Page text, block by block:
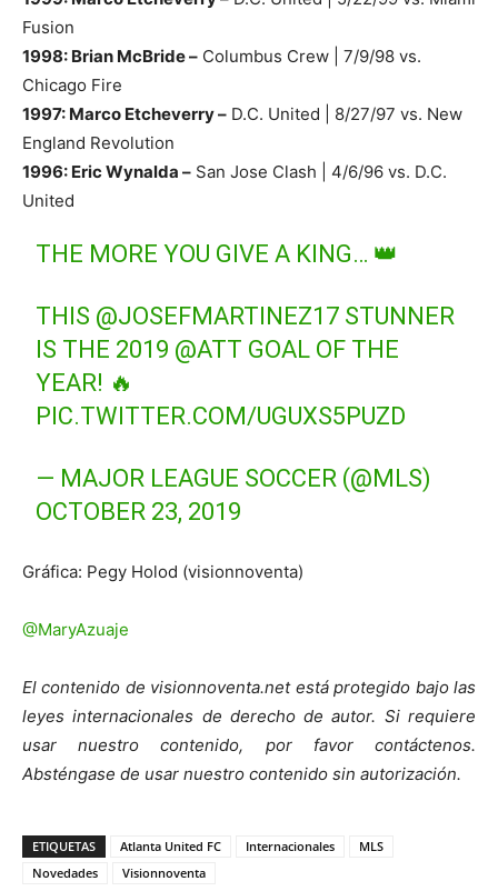
Fusion
1998: Brian McBride – Columbus Crew | 7/9/98 vs.
Chicago Fire
1997: Marco Etcheverry – D.C. United | 8/27/97 vs. New
England Revolution
1996: Eric Wynalda – San Jose Clash | 4/6/96 vs. D.C.
United
THE MORE YOU GIVE A KING… 👑
THIS @JOSEFMARTINEZ17 STUNNER
IS THE 2019 @ATT GOAL OF THE
YEAR! 🔥
PIC.TWITTER.COM/UGUXS5PUZD
— MAJOR LEAGUE SOCCER (@MLS)
OCTOBER 23, 2019
Gráfica: Pegy Holod (visionnoventa)
@MaryAzuaje
El contenido de visionnoventa.net está protegido bajo las
leyes internacionales de derecho de autor. Si requiere
usar nuestro contenido, por favor contáctenos.
Absténgase de usar nuestro contenido sin autorización.
ETIQUETAS Atlanta United FC Internacionales
MLS
Novedades
Visionnoventa